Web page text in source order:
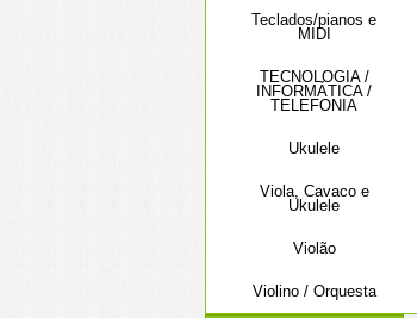
Teclados/pianos e
MIDI
TECNOLOGIA /
INFORMÁTICA /
TELEFONIA
Ukulele
Viola, Cavaco e
Ukulele
Violão
Violino / Orquesta